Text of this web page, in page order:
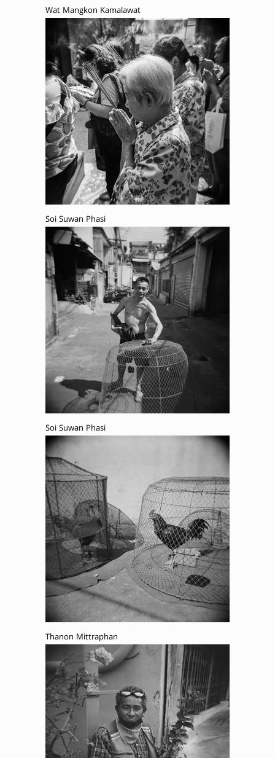
Wat Mangkon Kamalawat
Soi Suwan Phasi
Soi Suwan Phasi
Thanon Mittraphan